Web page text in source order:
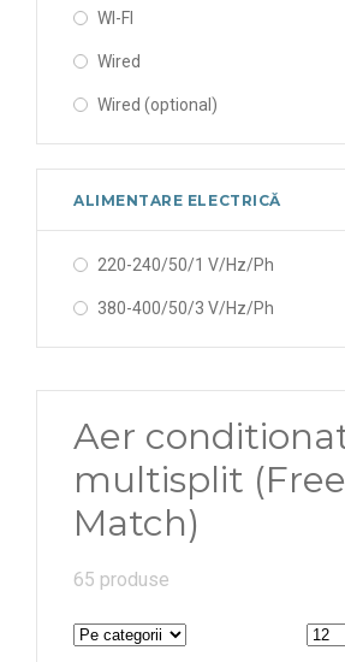
WI-FI
Wired
Wired (optional)
ALIMENTARE ELECTRICĂ
220-240/50/1 V/Hz/Ph
380-400/50/3 V/Hz/Ph
Aer
multisplit (Free
Match)
65 produse